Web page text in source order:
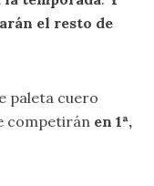
el resto de
paleta cuero
competirán en 1ª,